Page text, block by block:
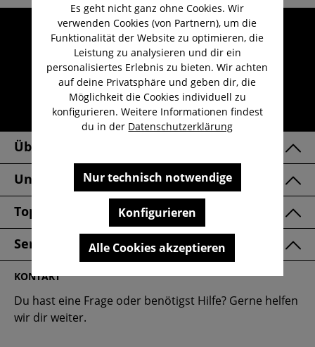
Umfangreicher Kundenservice
Kauf auf Rechnung
Kostenloser Versand ab 29,-€
Lieferzeit 1-3 Werktage
30 Tage kostenlose Retoure
Über Uns
Unsere Marken
Top Kategorien
Service & FAQ
KONTAKT
Du hast eine Frage oder benötigst Hilfe? Gerne helfen
wir dir weiter.
Es geht nicht ganz ohne Cookies. Wir
verwenden Cookies (von Partnern), um die
Funktionalität der Website zu optimieren, die
Leistung zu analysieren und dir ein
personalisiertes Erlebnis zu bieten. Wir achten
auf deine Privatsphäre und geben dir, die
Möglichkeit die Cookies individuell zu
konfigurieren. Weitere Informationen findest
du in der Datenschutzerklärung
Nur technisch notwendige
Konfigurieren
Alle Cookies akzeptieren